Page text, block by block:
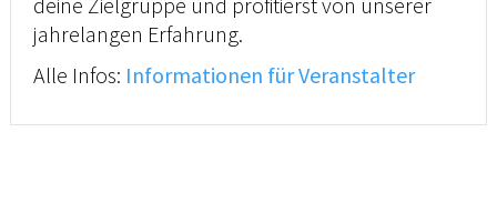
jahrelangen Erfahrung.
Alle Infos: Informationen für Veranstalter